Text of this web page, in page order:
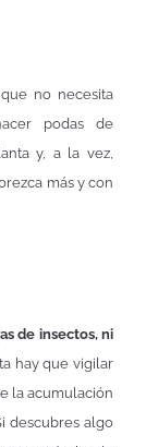
que no necesita
podas de
y, a la vez,
más y con
de insectos, ni
hay que vigilar
la acumulación
descubres algo